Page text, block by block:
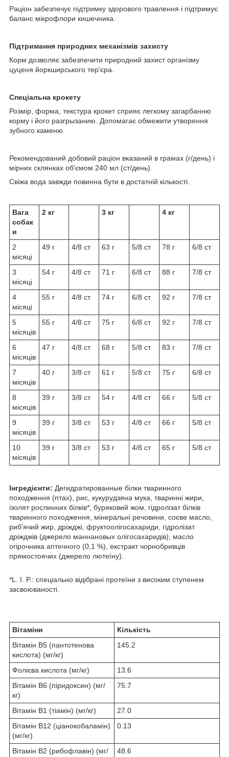
Раціон забезпечує підтримку здорового травлення і підтримує
баланс мікрофлори кишечника.
Підтримання природних механізмів захисту
Корм дозволяє забезпечити природний захист організму
цуценя йоркширського тер'єра.
Спеціальна крокету
Розмір, форма, текстура крокет сприяє легкому загарбанню
корму і його разгрызанию. Допомагає обмежити утворення
зубного каменю.
Рекомендований добовий раціон вказаний в грамах (г/день) і
мірних склянках об'ємом 240 мл (ст/день).
Свіжа вода завжди повинна бути в достатній кількості.
Вага
собак
и
2 кг 3 кг 4 кг
2
місяці
49 г 4/8 ст 63 г 5/8 ст 78 г 6/8 ст
3
місяці
54 г 4/8 ст 71 г 6/8 ст 88 г 7/8 ст
4
місяці
55 г 4/8 ст 74 г 6/8 ст 92 г 7/8 ст
5
місяців
55 г 4/8 ст 75 г 6/8 ст 92 г 7/8 ст
6
місяців
47 г 4/8 ст 68 г 5/8 ст 83 г 7/8 ст
7
місяців
40 г 3/8 ст 61 г 5/8 ст 75 г 6/8 ст
8
місяців
39 г 3/8 ст 54 г 4/8 ст 66 г 5/8 ст
9
місяців
39 г 3/8 ст 53 г 4/8 ст 66 г 5/8 ст
10
місяців
39 г 3/8 ст 53 г 4/8 ст 65 г 5/8 ст
Інгредієнти: Дегидратированные білки тваринного
походження (птах), рис, кукурудзяна мука, тваринні жири,
ізолят рослинних білків*, буряковий жом, гідролізат білків
тваринного походження, мінеральні речовини, соєве масло,
риб'ячий жир, дріжджі, фруктоолігосахариди, гідролізат
дріжджів (джерело маннановых олігосахаридів), масло
огірочника аптечного (0,1 %), екстракт чорнобривців
прямостоячих (джерело лютеїну).
*L. I. P.: спеціально відібрані протеїни з високим ступенем
засвоюваності.
Вітаміни
Кількість
Вітамін B5 (пантотенова
кислота) (мг/кг)
145.2
Фолієва кислота (мг/кг)
13.6
Вітамін B6 (піридоксин) (мг/
кг)
75.7
Вітамін B1 (тіамін) (мг/кг)
27.0
Вітамін B12 (ціанокобаламін)
(мг/кг)
0.13
Вітамін B2 (рибофлавін) (мг/
48.6